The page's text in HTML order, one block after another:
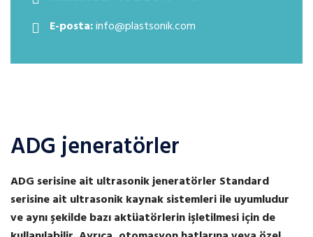
ADG jeneratörler
ADG serisine ait ultrasonikjeneratörler Standard
serisine ait ultrasonikkaynak sistemleri ile uyumludur
ve aynı şekilde bazıaktüatörlerinişletilmesi için de
E-posta:info@plastsonik.com